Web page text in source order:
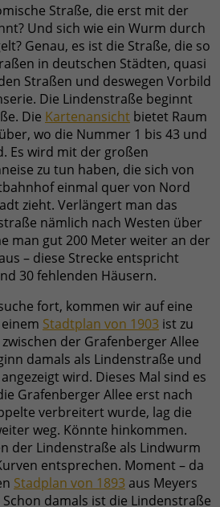
Straße, die erst mit der
Und sich wie ein Wurm durch
Genau, es ist die Straße, die so
in deutschen Städten, quasi
Straßen und deswegen Vorbild
Die Lindenstraße beginnt
Die Kartenansicht bietet Raum
wo die Nummer 1 bis 43 und
Es wird mit der großen
zu tun haben, die sich von
einmal quer von Nord
zieht. Verlängert man das
nämlich nach Westen über
man gut 200 Meter weiter an der
– diese Strecke entspricht
30 fehlenden Häusern.
fort, kommen wir auf eine
Stadtplan von 1903 ist zu
der Grafenberger Allee
damals als Lindenstraße und
wird. Dieses Mal sind es
Grafenberger Allee erst nach
verbreitert wurde, lag die
weg. Könnte hinkommen.
der Lindenstraße als Lindwurm
entsprechen. Moment – da
Stadplan von 1893 aus Meyers
damals ist die Lindenstraße